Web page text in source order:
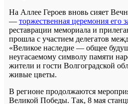
На Аллее Героев вновь сияет
— торжественная церемония его
реставрации мемориала и
прошла с участием делегатов
«Великое наследие — общее
неугасаемому символу памяти
жители и гости Волгоградской
живые цветы.
В регионе продолжаются
Великой Победы. Так, 8 мая